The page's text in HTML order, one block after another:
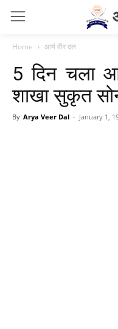
Home आर्य वीर दल
5 दिन चला
शाखा सुकृत
By Arya Veer Dal - January 1,